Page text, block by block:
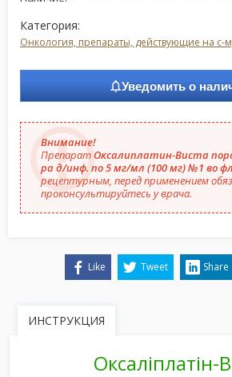
Категория:
Онкология, препараты, действующие на с-
Уведомить о
Внимание!
ПрепаратОксалиплатин-Виста
ра д/инф. по 5 мг/мл (100 мг) №1 во
рецептурным, перед применением
проконсультируйтесь у врача.
Like Tweet Share
ИНСТРУКЦИЯ
Оксаліплатін-